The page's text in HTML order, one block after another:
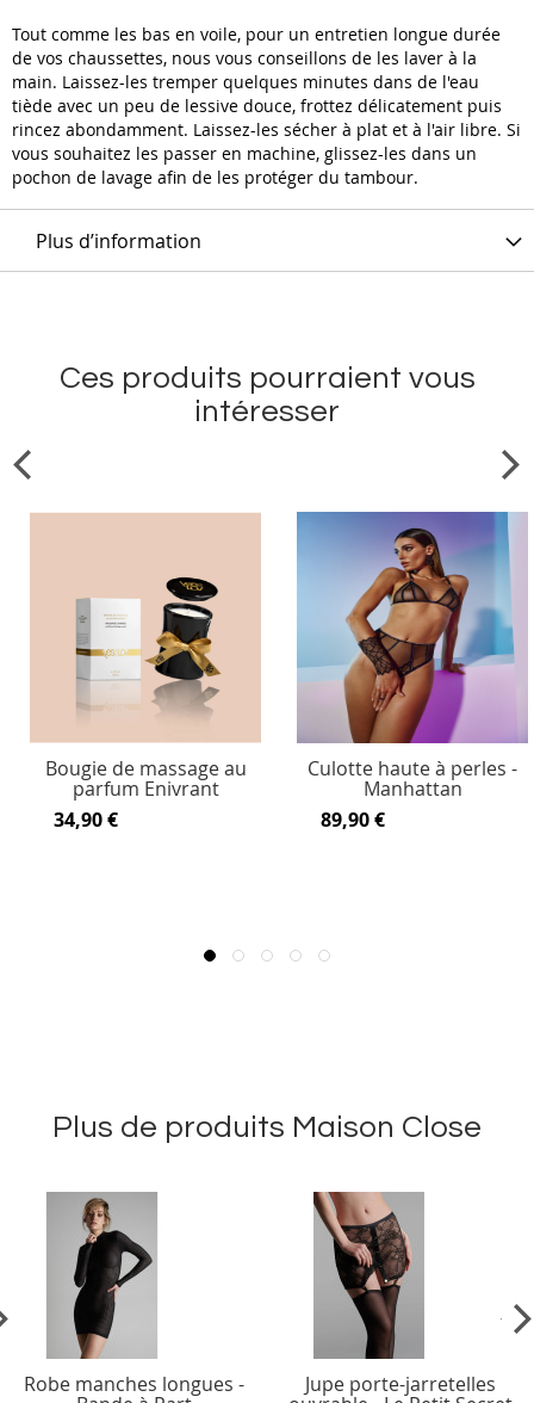
Tout comme les bas en voile, pour un entretien longue durée
de vos chaussettes, nous vous conseillons de les laver à la
main. Laissez-les tremper quelques minutes dans de l'eau
tiède avec un peu de lessive douce, frottez délicatement puis
rincez abondamment. Laissez-les sécher à plat et à l'air libre. Si
vous souhaitez les passer en machine, glissez-les dans un
pochon de lavage afin de les protéger du tambour.
Plus d’information
Ces produits pourraient vous
intéresser
Bougie de massage au
parfum Enivrant
34,90 €
Culotte haute à perles -
Manhattan
89,90 €
Plus de produits Maison Close
Robe manches longues - Jupe porte-jarretelles